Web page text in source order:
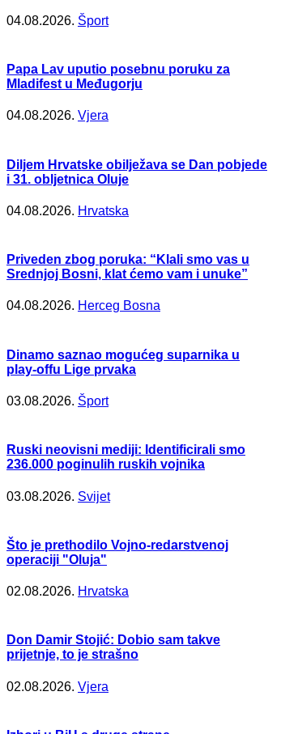
04.08.2026. Šport
Papa Lav uputio posebnu poruku za
Mladifest u Međugorju
04.08.2026. Vjera
Diljem Hrvatske obilježava se Dan pobjede
i 31. obljetnica Oluje
04.08.2026. Hrvatska
Priveden zbog poruka: “Klali smo vas u
Srednjoj Bosni, klat ćemo vam i unuke”
04.08.2026. Herceg Bosna
Dinamo saznao mogućeg suparnika u
play-offu Lige prvaka
03.08.2026. Šport
Ruski neovisni mediji: Identificirali smo
236.000 poginulih ruskih vojnika
03.08.2026. Svijet
Što je prethodilo Vojno-redarstvenoj
operaciji "Oluja"
02.08.2026. Hrvatska
Don Damir Stojić: Dobio sam takve
prijetnje, to je strašno
02.08.2026. Vjera